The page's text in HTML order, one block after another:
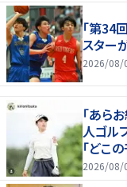
「第34
スター
2026/08/
「あら
人ゴル
「どこ
2026/08/